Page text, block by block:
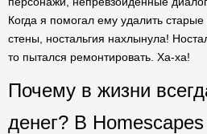
Когда я помогал ему удалить
стены, ностальгия нахлынула!
то пытался ремонтировать. Ха-ха!
Почему в жизни
денег? В Homescapes